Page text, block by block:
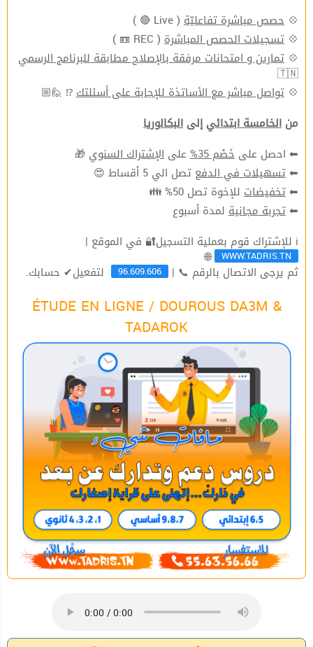
💠 حصص مباشرة تفاعليّة ( Live 🔴 )
💠 تسجيلات الحصص المباشرة ( REC 📼 )
💠 تمارين و امتحانات مرفقة بالإصلاح مطابقة للبرنامج الرسمي
🇹🇳
💠 تواصل مباشر مع الأساتذة للإجابة على أسئلتك⁉ 🙋🏼
من الخامسة ابتدائي إلى البكالوريا
⬅ احصل على خَصْم 35% على الإشتراك السنوي 🎁
⬅تسهيلات في الدفع تصل الي 5 أقساط 😍
⬅تخفيضات للإخوة تصل 50% 👪
⬅تجربة مجانية لمدة أسبوع
ℹ للإشتراك قوم بعملية التسجيل🔐 في الموقع |
WWW.TADRIS.TN
🌐
ثم يرجى الاتصال بالرقم 📞 | 96.609.606 لتفعيل✔ حسابك.
ÉTUDE EN LIGNE / DOUROUS DA3M &
TADAROK
Semestre 2( Licence Appliquée )